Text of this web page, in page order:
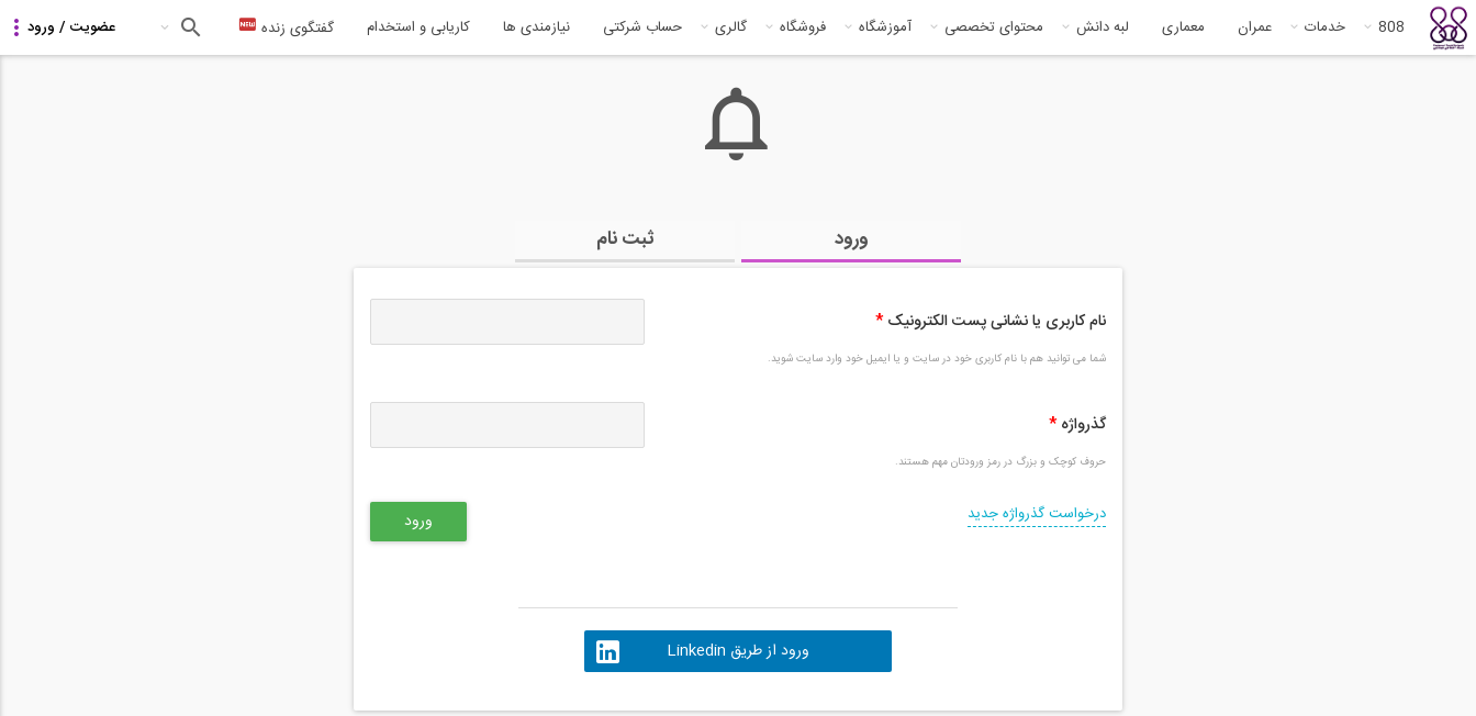
808 خدمات عمران معماری لبه دانش محتوای تخصصی آموزشگاه فروشگاه گالری حساب شرکتی نیازمندی ها کاریابی و استخدام گفتگوی زنده
ورود ثبت نام
نام کاربری یا نشانی پست الکترونیک *
شما می توانید هم با نام کاربری خود در سایت و یا ایمیل خود وارد سایت شوید.
گذرواژه *
حروف کوچک و بزرگ در رمز ورودتان مهم هستند.
درخواست گذرواژه جدید
ورود از طریق Linkedin